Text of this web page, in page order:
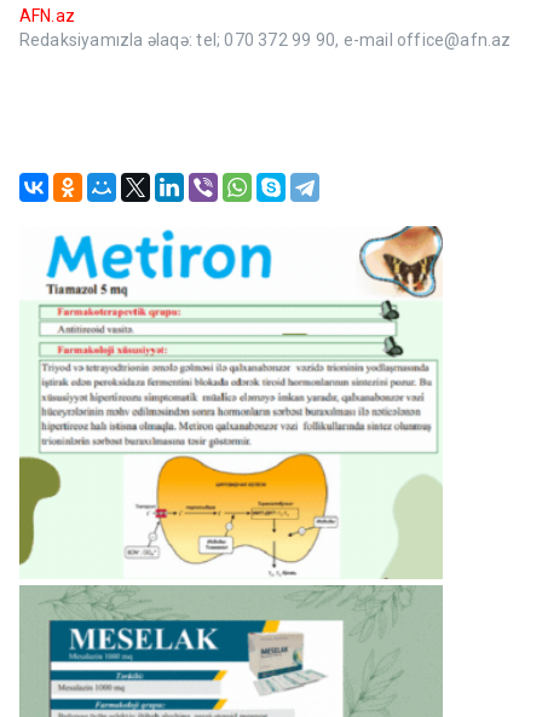
AFN.az
Redaksiyamızla əlaqə: tel; 070 372 99 90, e-mail office@afn.az